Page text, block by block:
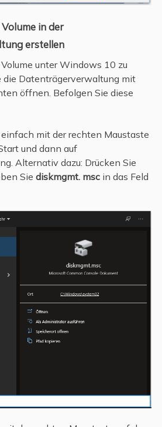
in der
erstellen
unter Windows 10 zu
die Datenträgerverwaltung mit
öffnen. Befolgen Sie diese
mit der rechten Maustaste
und dann auf
Alternativ dazu: Drücken Sie
Sie diskmgmt. mscin das Feld